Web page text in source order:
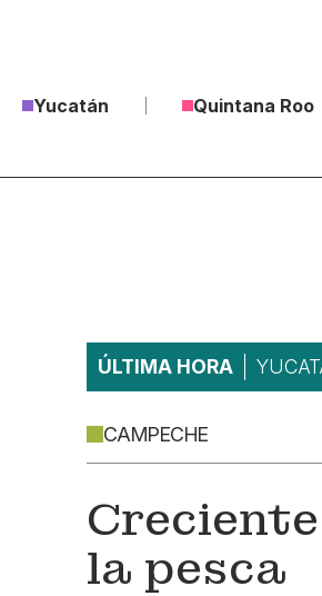
Yucatán Quintana Roo
ÚLTIMA HORA
CAMPECHE
la pesca